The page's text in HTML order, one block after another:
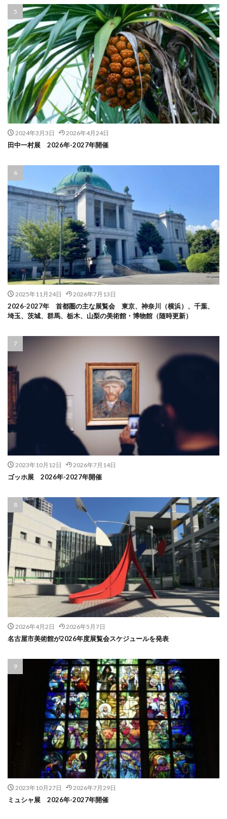
2024年3月3日 2026年4月24日
田中一村展 2026年-2027年開催
2025年11月24日 2026年7月13日
2026-2027年 首都圏の主な展覧会 東京、神奈川（横浜）、千葉、
埼玉、茨城、群馬、栃木、山梨の美術館・博物館（随時更新）
2023年10月12日 2026年7月14日
ゴッホ展 2026年-2027年開催
2026年4月2日 2026年5月7日
名古屋市美術館が2026年度展覧会スケジュールを発表
2023年10月27日 2026年7月29日
ミュシャ展 2026年-2027年開催